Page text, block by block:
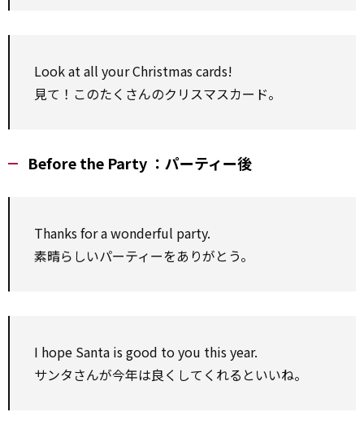
Look at all your Christmas cards!
見て！このたくさんのクリスマスカード。
Before the Party ：パーティー後
Thanks for a wonderful party.
素晴らしいパーティーをありがとう。
I hope Santa is good to you this year.
サンタさんが今年は良くしてくれるといいね。